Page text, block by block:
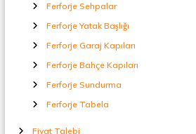
Ferforje Sehpalar
Ferforje Yatak Başlığı
Ferforje Garaj Kapıları
Ferforje Bahçe Kapıları
Ferforje Sundurma
Ferforje Tabela
Fiyat Talebi